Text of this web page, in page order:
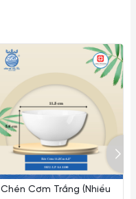
Chén Cơm Trắng (Nhiều